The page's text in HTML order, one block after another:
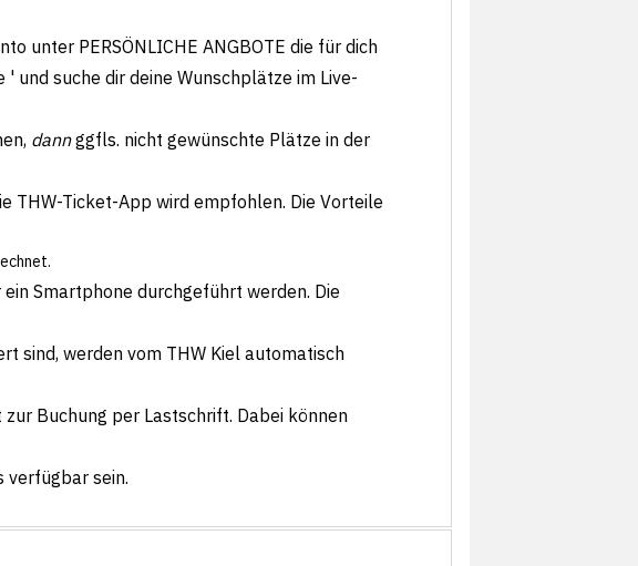
unter PERSÖNLICHE ANGBOTE die für dich
suche dir deine Wunschplätze im Live-
dannggfls. nicht gewünschte Plätze in der
THW-Ticket-App wird empfohlen. Die Vorteile
Smartphone durchgeführt werden. Die
sind, werden vom THW Kiel automatisch
Buchung per Lastschrift. Dabei können
verfügbar sein.